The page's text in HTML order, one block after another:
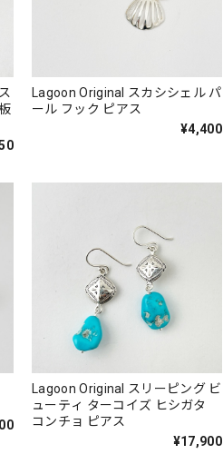
Lagoon Original スカシシェル パ
ール フック ピアス
¥4,400
Lagoon Original スリーピング ビ
ューティ ターコイズ ヒシガタ
コンチョ ピアス
¥17,900